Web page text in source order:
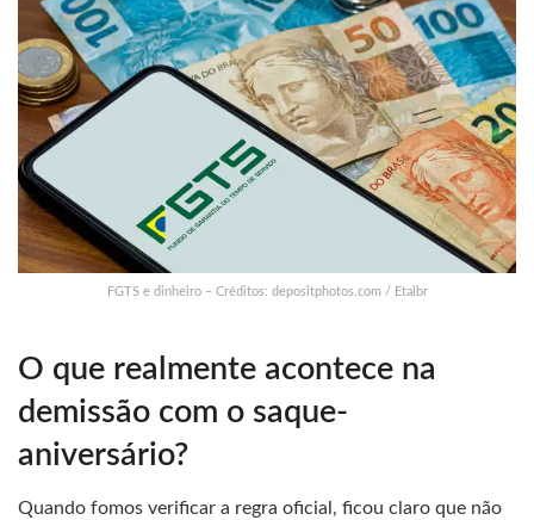
FGTS e dinheiro – Créditos: depositphotos.com / Etalbr
O que realmente acontece na
demissão com o saque-
aniversário?
Quando fomos verificar a regra oficial, ficou claro que não